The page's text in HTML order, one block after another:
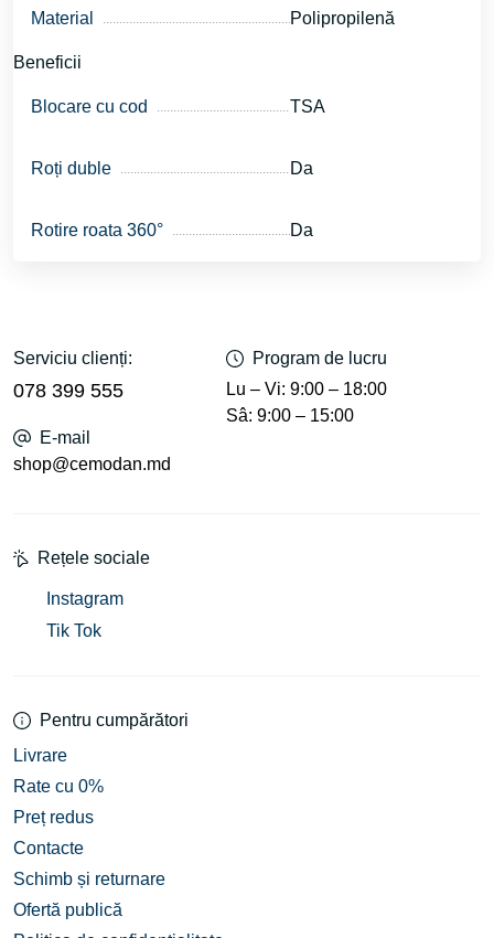
Material Polipropilenă
Beneficii
Blocare cu cod TSA
Roți duble Da
Rotire roata 360° Da
Serviciu clienți:
078 399 555
Program de lucru
Lu – Vi: 9:00 – 18:00
Sâ: 9:00 – 15:00
E-mail
shop@cemodan.md
Pentru cumpărători
Livrare
Rate cu 0%
Preț redus
Contacte
Schimb și returnare
Ofertă publică
Rețele sociale
Instagram
Tik Tok